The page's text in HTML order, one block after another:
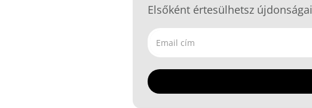
Elsőként értesülhetsz